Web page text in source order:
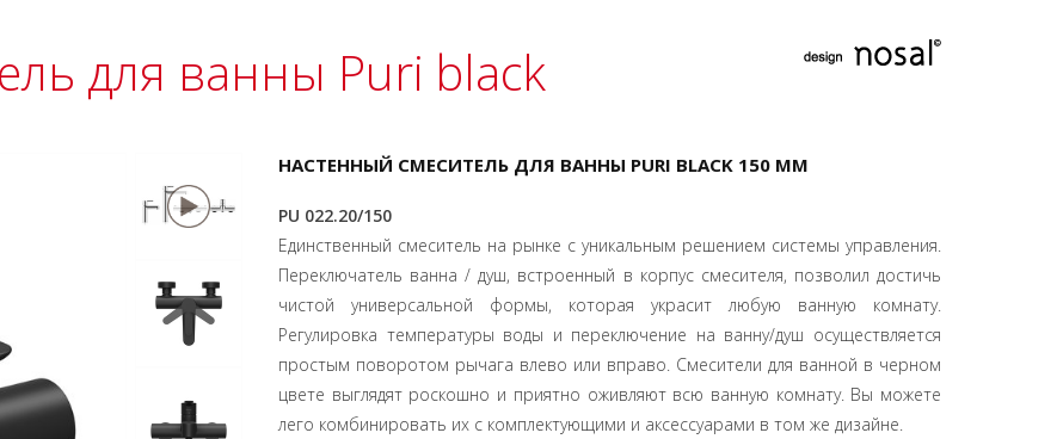
для ванны Puri black
НАСТЕННЫЙ СМЕСИТЕЛЬ ДЛЯ ВАННЫ PURI BLACK 150 MM
PU 022.20/150
Единственный смеситель на рынке с уникальным решением системы управления.
Переключатель ванна / душ, встроенный в корпус смесителя, позволил достичь
чистой универсальной формы, которая украсит любую ванную комнату.
Регулировка температуры воды и переключение на ванну/душ осуществляется
простым поворотом рычага влево или вправо. Смесители для ванной в черном
цвете выглядят роскошно и приятно оживляют всю ванную комнату. Вы можете
лего комбинировать их с комплектующими и аксессуарами в том же дизайне.